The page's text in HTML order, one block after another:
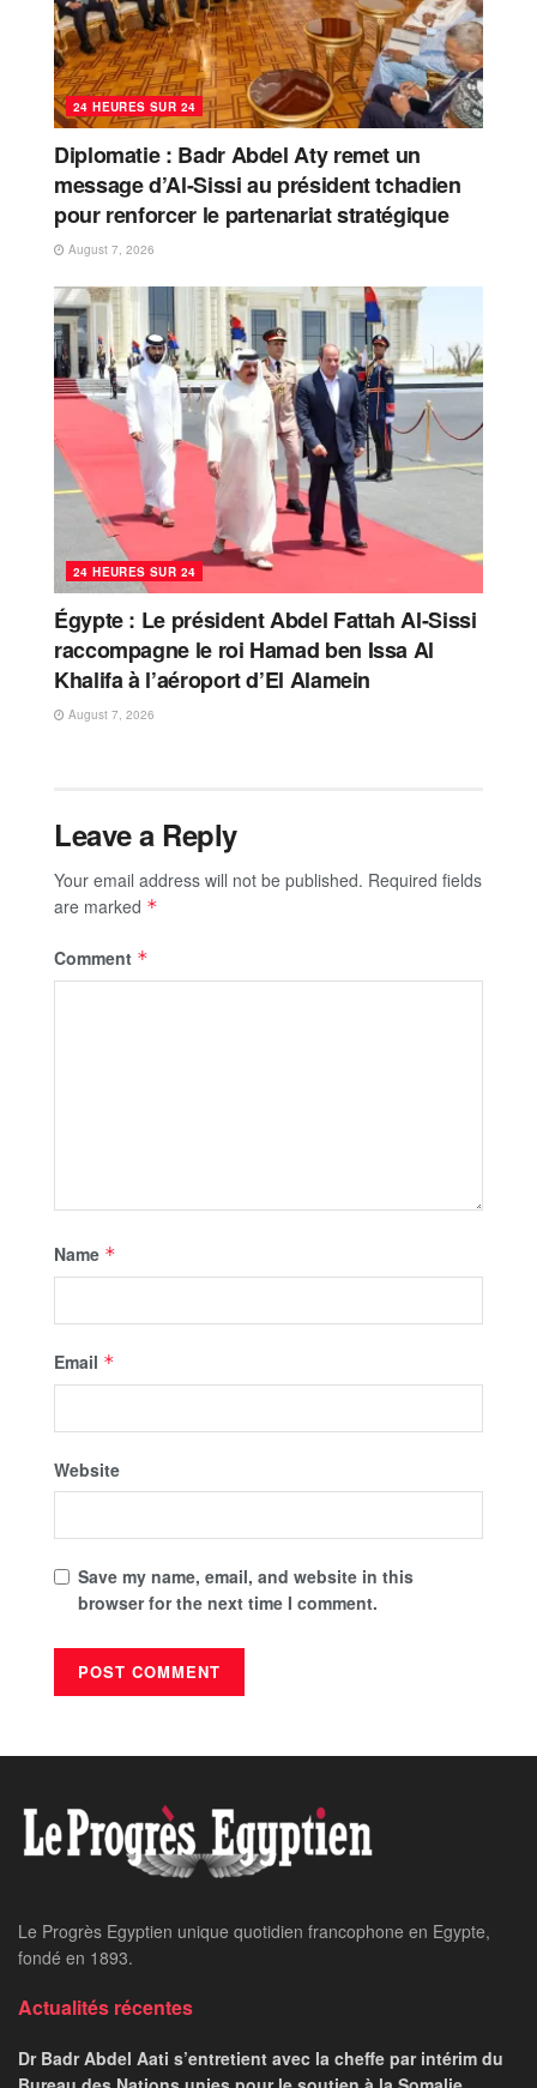
24 HEURES SUR 24
Diplomatie : Badr Abdel Aty remet un
message d’Al-Sissi au président tchadien
pour renforcer le partenariat stratégique
August 7, 2026
24 HEURES SUR 24
Égypte : Le président Abdel Fattah Al-Sissi
raccompagne le roi Hamad ben Issa Al
Khalifa à l’aéroport d’El Alamein
August 7, 2026
Leave a Reply
Your email address will not be published. Required fields
are marked *
Comment *
Name *
Email *
Website
Save my name, email, and website in this
browser for the next time I comment.
Le Progrès Egyptien unique quotidien francophone en Egypte,
fondé en 1893.
Actualités récentes
Dr Badr Abdel Aati s’entretient avec la cheffe par intérim du